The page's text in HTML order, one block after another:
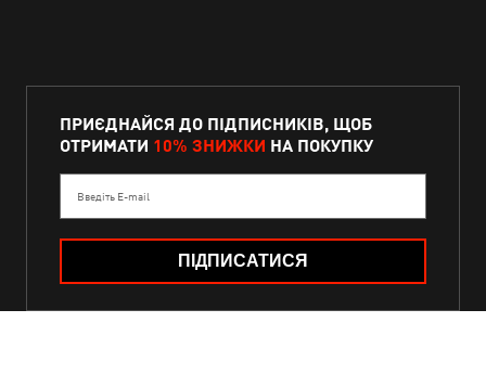
ПРИЄДНАЙСЯ ДО ПІДПИСНИКІВ, ЩОБ
ОТРИМАТИ 10% ЗНИЖКИ НА ПОКУПКУ
Введіть E-mail
ПІДПИСАТИСЯ